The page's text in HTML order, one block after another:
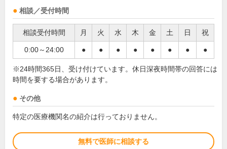
相談／受付時間
相談受付時間 月 火 水 木 金 土 日 祝
0:00～24:00 ● ● ● ● ● ● ● ●
※24時間365日、受け付けています。休日深夜時間帯の回答には
時間を要する場合があります。
その他
特定の医療機関名の紹介は行っておりません。
無料で医師に相談する